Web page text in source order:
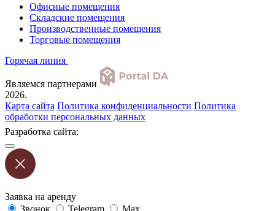
Офисные помещения
Складские помещения
Производственные помещения
Торговые помещения
Горячая линия
Являемся партнерами
2026.
Карта сайта Политика конфиденциальности Политика
обработки персональных данных
Разработка сайта:
Заявка на аренду
Звонок
Telegram Max